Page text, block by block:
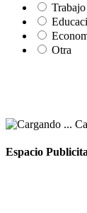
Trabajo
Otra
Espacio